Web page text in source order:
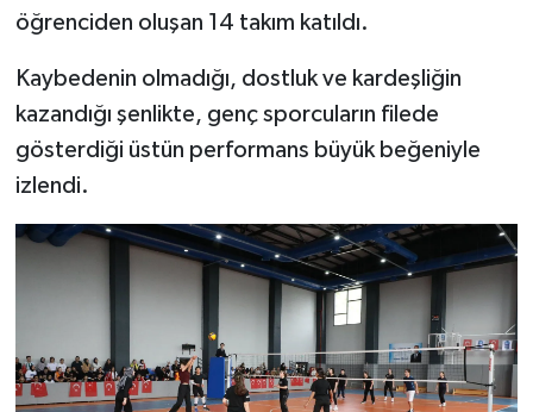
öğrenciden oluşan 14 takım katıldı.
Kaybedenin olmadığı, dostluk ve kardeşliğin
kazandığı şenlikte, genç sporcuların filede
gösterdiği üstün performans büyük beğeniyle
izlendi.